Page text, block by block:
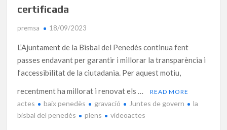
certificada
premsa 18/09/2023
L’Ajuntament de la Bisbal del Penedès continua fent
passes endavant per garantir i millorar la transparència i
l’accessibilitat de la ciutadania. Per aquest motiu,
recentment ha millorat i renovat els …
READ MORE
actes baix penedès gravació Juntes de govern
la
bisbal del penedès
plens vídeoactes